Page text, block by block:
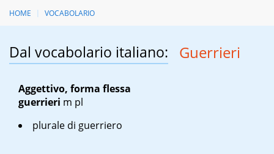
HOME VOCABOLARIO
Dal vocabolario italiano: Guerrieri
Aggettivo, forma flessa
guerrieri m pl
plurale di guerriero